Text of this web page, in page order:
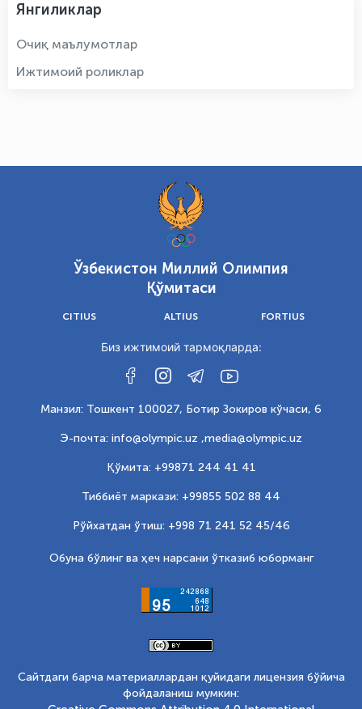
Янгиликлар
Очиқ маълумотлар
Ижтимоий роликлар
Ўзбекистон Миллий Олимпия
Қўмитаси
CITIUS ALTIUS FORTIUS
Биз ижтимоий тармоқларда:
Манзил: Тошкент 100027, Ботир Зокиров кўчаси, 6
Э-почта: info@olympic.uz ,media@olympic.uz
Қўмита: +99871 244 41 41
Тиббиёт маркази: +99855 502 88 44
Рўйхатдан ўтиш: +998 71 241 52 45/46
Обуна бўлинг ва ҳеч нарсани ўтказиб юборманг
Сайтдаги барча материаллардан қуйидаги лицензия бўйича
фойдаланиш мумкин: